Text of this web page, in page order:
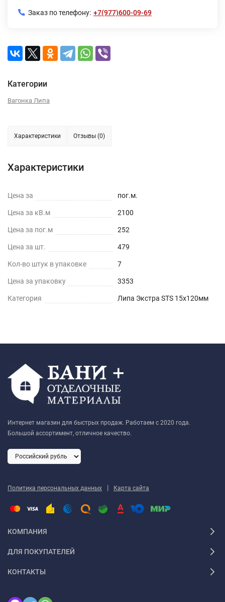
Заказ по телефону: +7(977)600-09-69
Категории
Вагонка Липа
Характеристики Отзывы (0)
Характеристики
Цена за пог.м.
Цена за кВ.м 2100
Цена за пог.м 252
Цена за шт. 479
Кол-во штук в упаковке 7
Цена за упаковку 3353
Категория Липа Экстра STS 15x120мм
Интернет магазин для быстрых продаж. Работаем с 2020 года.
Большой ассортимент, отличное качество.
Политика персональных данных | Карта сайта
КОМПАНИЯ
ДЛЯ ПОКУПАТЕЛЕЙ
КОНТАКТЫ